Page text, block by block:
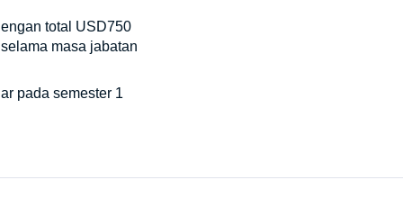
total USD750
masa jabatan
pada semester 1